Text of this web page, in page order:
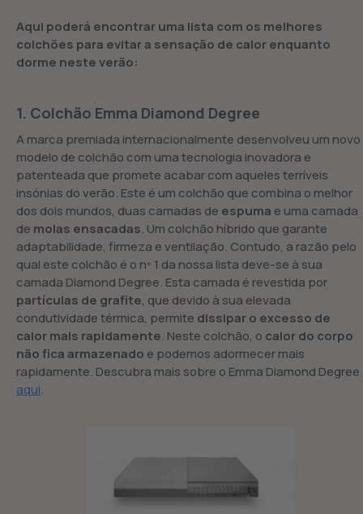
Aqui poderá encontrar uma lista com os melhores
colchões para evitar a sensação de calor enquanto
dorme neste verão:
1. Colchão Emma Diamond Degree
A marca premiada internacionalmente desenvolveu um novo
modelo de colchão com uma tecnologia inovadora e
patenteada que promete acabar com aqueles terríveis
insónias do verão. Este é um colchão que combina o melhor
dos dois mundos, duas camadas de espuma e uma camada
de molas ensacadas. Um colchão híbrido que garante
adaptabilidade, firmeza e ventilação. Contudo, a razão pelo
qual este colchão é o nº 1 da nossa lista deve-se à sua
camada Diamond Degree. Esta camada é revestida por
partículas de grafite, que devido à sua elevada
condutividade térmica, permite dissipar o excesso de
calor mais rapidamente. Neste colchão, o calor do corpo
não fica armazenado e podemos adormecer mais
rapidamente. Descubra mais sobre o Emma Diamond Degree
aqui.